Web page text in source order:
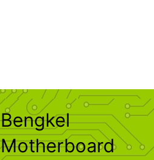
Bengkel
Motherboard